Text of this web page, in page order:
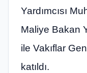
Yardımcısı
Maliye Bakan
ile Vakıflar
katıldı.